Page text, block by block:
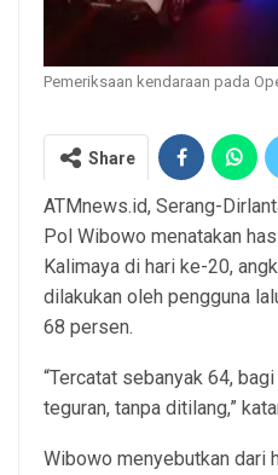
Pemeriksaan kendaraan pada
Share
ATMnews.id, Serang-
Pol Wibowo menatakan
Kalimaya di hari ke-20,
dilakukan oleh pengguna
68 persen.
“Tercatat sebanyak 64,
teguran, tanpa ditilang,”
Wibowo menyebutkan dari